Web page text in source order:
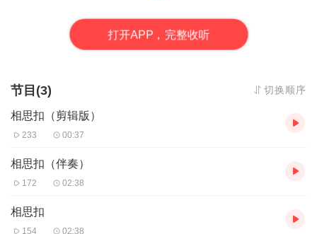
打开APP，完整收听
节目(3) 切换顺序
相思扣（剪辑版）
233 00:37
相思扣（伴奏）
172 02:38
相思扣
154 02:38